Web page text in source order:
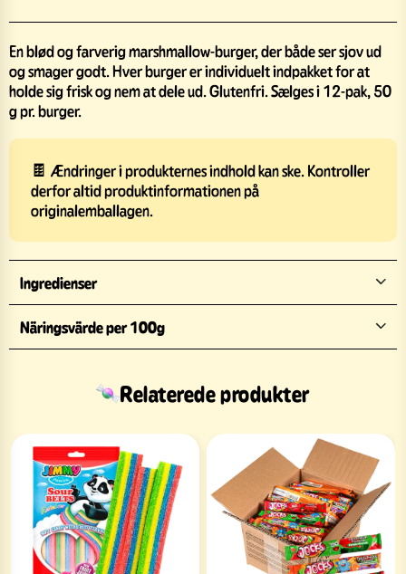
En blød og farverig marshmallow-burger, der både ser sjov ud
og smager godt. Hver burger er individuelt indpakket for at
holde sig frisk og nem at dele ud. Glutenfri. Sælges i 12-pak, 50
g pr. burger.
🍫 Ændringer i produkternes indhold kan ske. Kontroller
derfor altid produktinformationen på
originalemballagen.
Ingredienser
Näringsvärde per 100g
Relaterede produkter